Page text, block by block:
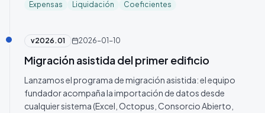
Expensas Liquidación Coeficientes
v2026.01 2026-01-10
Migración asistida del primer edificio
Lanzamos el programa de migración asistida: el equipo
fundador acompaña la importación de datos desde
cualquier sistema (Excel, Octopus, Consorcio Abierto,